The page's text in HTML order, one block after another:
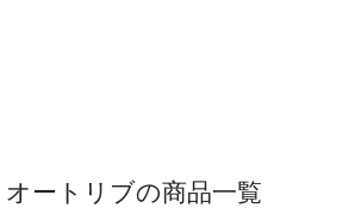
オートリブの商品一覧